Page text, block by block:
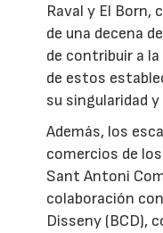
Raval y El Born,
de una decena
de contribuir a
de estos
su singularidad
Además, los
comercios de
Sant Antoni
colaboración
Disseny (BCD),